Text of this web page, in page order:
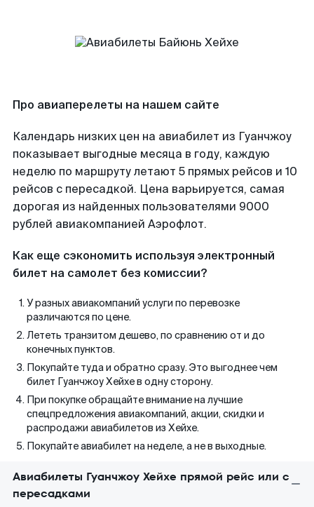
Про авиаперелеты на нашем сайте
Календарь низких цен на авиабилет из Гуанчжоу
показывает выгодные месяца в году, каждую
неделю по маршруту летают 5 прямых рейсов и 10
рейсов с пересадкой. Цена варьируется, самая
дорогая из найденных пользователями 9000
рублей авиакомпанией Аэрофлот.
Как еще сэкономить используя электронный
билет на самолет без комиссии?
У разных авиакомпаний услуги по перевозке
различаются по цене.
Лететь транзитом дешево, по сравнению от и до
конечных пунктов.
Покупайте туда и обратно сразу. Это выгоднее чем
билет Гуанчжоу Хейхе в одну сторону.
При покупке обращайте внимание на лучшие
спецпредложения авиакомпаний, акции, скидки и
распродажи авиабилетов из Хейхе.
Покупайте авиабилет на неделе, а не в выходные.
Авиабилеты Гуанчжоу Хейхе прямой рейс или с
пересадками